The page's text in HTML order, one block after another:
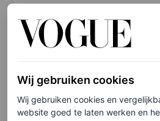
Wij gebruiken cookies
Wij gebruiken cookies en
website goed te laten werken en